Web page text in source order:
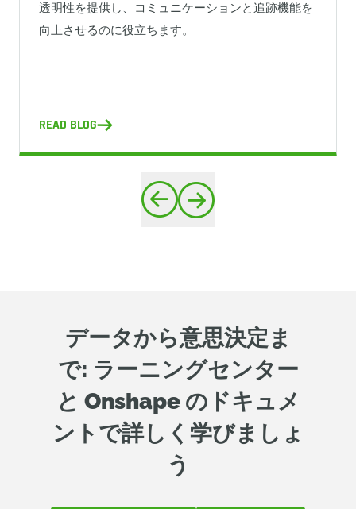
透明性を提供し、コミュニケーションと追跡機能を
向上させるのに役立ちます。
READ BLOG
データから意思決定ま
で: ラーニングセンター
と Onshape のドキュメ
ントで詳しく学びましょ
う